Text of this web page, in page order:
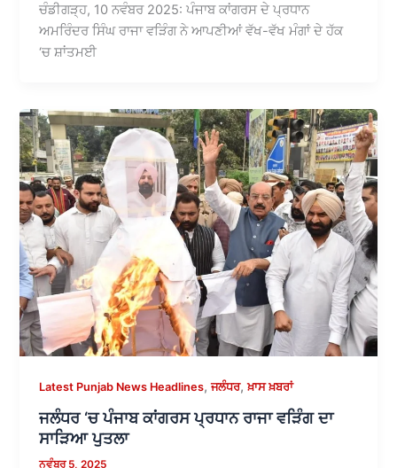
ਚੰਡੀਗੜ੍ਹ, 10 ਨਵੰਬਰ 2025: ਪੰਜਾਬ ਕਾਂਗਰਸ ਦੇ ਪ੍ਰਧਾਨ
ਅਮਰਿੰਦਰ ਸਿੰਘ ਰਾਜਾ ਵੜਿੰਗ ਨੇ ਆਪਣੀਆਂ ਵੱਖ-ਵੱਖ ਮੰਗਾਂ ਦੇ ਹੱਕ
‘ਚ ਸ਼ਾਂਤਮਈ
Latest Punjab News Headlines,ਜਲੰਧਰ,ਖ਼ਾਸ ਖ਼ਬਰਾਂ
ਜਲੰਧਰ ‘ਚ ਪੰਜਾਬ ਕਾਂਗਰਸ ਪ੍ਰਧਾਨ ਰਾਜਾ ਵੜਿੰਗ ਦਾ
ਸਾੜਿਆ ਪੁਤਲਾ
ਨਵੰਬਰ 5, 2025